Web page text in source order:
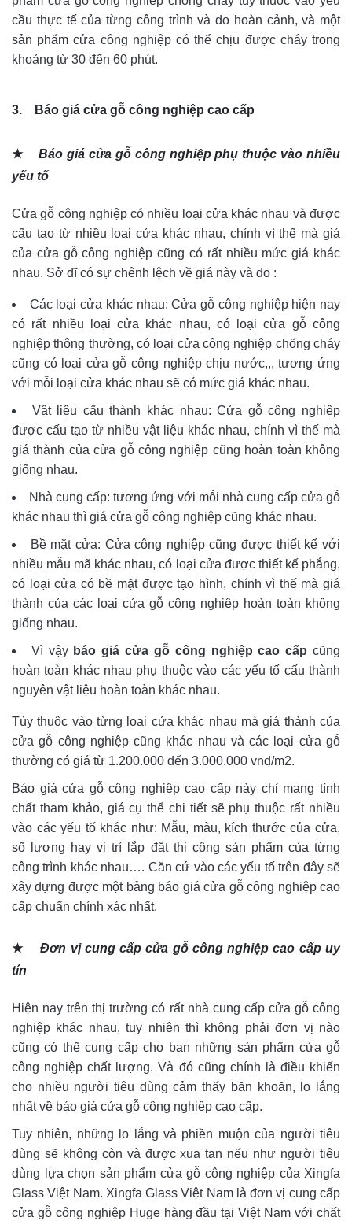
cầu thực tế của từng công trình và do hoàn cảnh, và một
sản phẩm cửa công nghiệp có thể chịu được cháy trong
khoảng từ 30 đến 60 phút.
3. Báo giá cửa gỗ công nghiệp cao cấp
★Báo giá cửa gỗ công nghiệp phụ thuộc vào nhiều
yếu tố
Cửa gỗ công nghiệp có nhiều loại cửa khác nhau và được
cấu tạo từ nhiều loại cửa khác nhau, chính vì thế mà giá
của cửa gỗ công nghiệp cũng có rất nhiều mức giá khác
nhau. Sở dĩ có sự chênh lệch về giá này và do :
Các loại cửa khác nhau: Cửa gỗ công nghiệp hiện nay
có rất nhiều loại cửa khác nhau, có loại cửa gỗ công
nghiệp thông thường, có loại cửa công nghiệp chống cháy
cũng có loại cửa gỗ công nghiệp chịu nước,,, tương ứng
với mỗi loại cửa khác nhau sẽ có mức giá khác nhau.
Vật liệu cấu thành khác nhau: Cửa gỗ công nghiệp
được cấu tạo từ nhiều vật liệu khác nhau, chính vì thế mà
giá thành của cửa gỗ công nghiệp cũng hoàn toàn không
giống nhau.
Nhà cung cấp: tương ứng với mỗi nhà cung cấp cửa gỗ
khác nhau thì giá cửa gỗ công nghiệp cũng khác nhau.
Bề mặt cửa: Cửa công nghiệp cũng được thiết kế với
nhiều mẫu mã khác nhau, có loại cửa được thiết kế phẳng,
có loại cửa có bề mặt được tạo hình, chính vì thế mà giá
thành của các loại cửa gỗ công nghiệp hoàn toàn không
giống nhau.
Vì vậy báo giá cửa gỗ công nghiệp cao cấp cũng
hoàn toàn khác nhau phụ thuộc vào các yếu tố cấu thành
nguyên vật liệu hoàn toàn khác nhau.
Tùy thuộc vào từng loại cửa khác nhau mà giá thành của
cửa gỗ công nghiệp cũng khác nhau và các loại cửa gỗ
thường có giá từ 1.200.000 đến 3.000.000 vnđ/m2.
Báo giá cửa gỗ công nghiệp cao cấp này chỉ mang tính
chất tham khảo, giá cụ thể chi tiết sẽ phụ thuộc rất nhiều
vào các yếu tố khác như: Mẫu, màu, kích thước của cửa,
số lượng hay vị trí lắp đặt thi công sản phẩm của từng
công trình khác nhau…. Căn cứ vào các yếu tố trên đây sẽ
xây dựng được một bảng báo giá cửa gỗ công nghiệp cao
cấp chuẩn chính xác nhất.
★Đơn vị cung cấp cửa gỗ công nghiệp cao cấp uy
tín
Hiện nay trên thị trường có rất nhà cung cấp cửa gỗ công
nghiệp khác nhau, tuy nhiên thì không phải đơn vị nào
cũng có thể cung cấp cho bạn những sản phẩm cửa gỗ
công nghiệp chất lượng. Và đó cũng chính là điều khiến
cho nhiều người tiêu dùng cảm thấy băn khoăn, lo lắng
nhất về báo giá cửa gỗ công nghiệp cao cấp.
Tuy nhiên, những lo lắng và phiền muộn của người tiêu
dùng sẽ không còn và được xua tan nếu như người tiêu
dùng lựa chọn sản phẩm cửa gỗ công nghiệp của Xingfa
Glass Việt Nam. Xingfa Glass Việt Nam là đơn vị cung cấp
cửa gỗ công nghiệp Huge hàng đầu tại Việt Nam với chất